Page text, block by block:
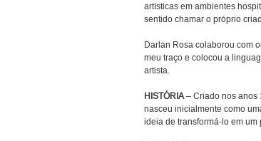
artísticas em ambientes
sentido chamar o próprio
Darlan Rosa colaborou com
meu traço e colocou a
artista.
HISTÓRIA– Criado nos anos
nasceu inicialmente como
ideia de transformá-lo em